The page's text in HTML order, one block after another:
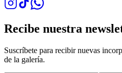
Recibe nuestra
Suscríbete para recibir nuevas
de la galería.